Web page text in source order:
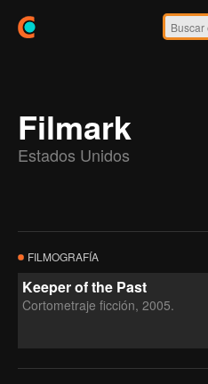
Filmark
Estados Unidos
FILMOGRAFÍA
Keeper of the Past
Cortometraje ficción, 2005.